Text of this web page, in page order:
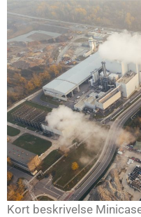
Kort beskrivelse